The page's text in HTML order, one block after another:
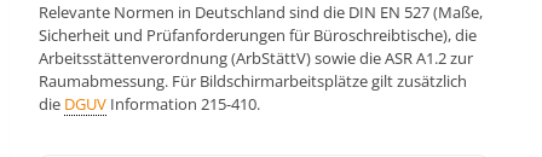
Relevante Normen in Deutschland sind die DIN EN 527 (Maße,
Sicherheit und Prüfanforderungen für Büroschreibtische), die
Arbeitsstättenverordnung (ArbStättV) sowie die ASR A1.2 zur
Raumabmessung. Für Bildschirmarbeitsplätze gilt zusätzlich
die DGUV Information 215-410.